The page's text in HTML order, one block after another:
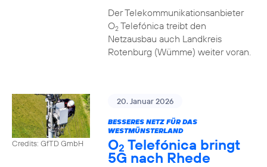
Der Telekommunikationsanbieter
O2Telefónica treibt den
Netzausbau auch Landkreis
Rotenburg (Wümme) weiter voran.
Credits: GfTD GmbH
20. Januar 2026
BESSERES NETZ FÜR DAS
WESTMÜNSTERLAND
O2 Telefónica bringt
5G nach Rhede